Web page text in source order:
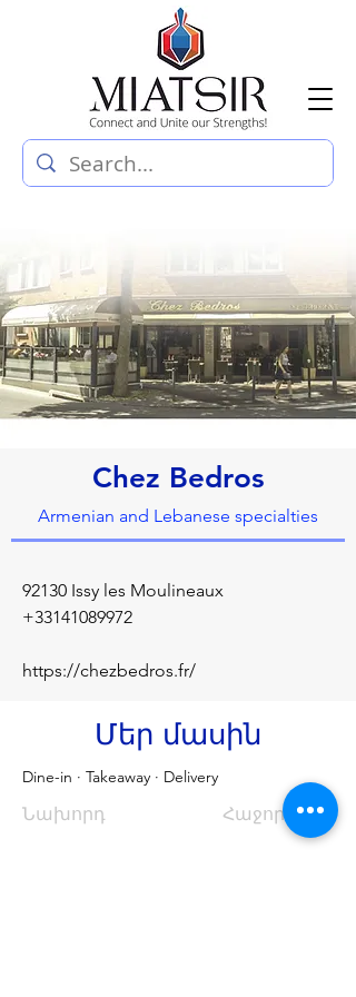
Chez Bedros
Armenian and Lebanese specialties
92130 Issy les Moulineaux
+33141089972
https://chezbedros.fr/
Մեր մասին
Dine-in · Takeaway · Delivery
Նախորդ Հաջորդը